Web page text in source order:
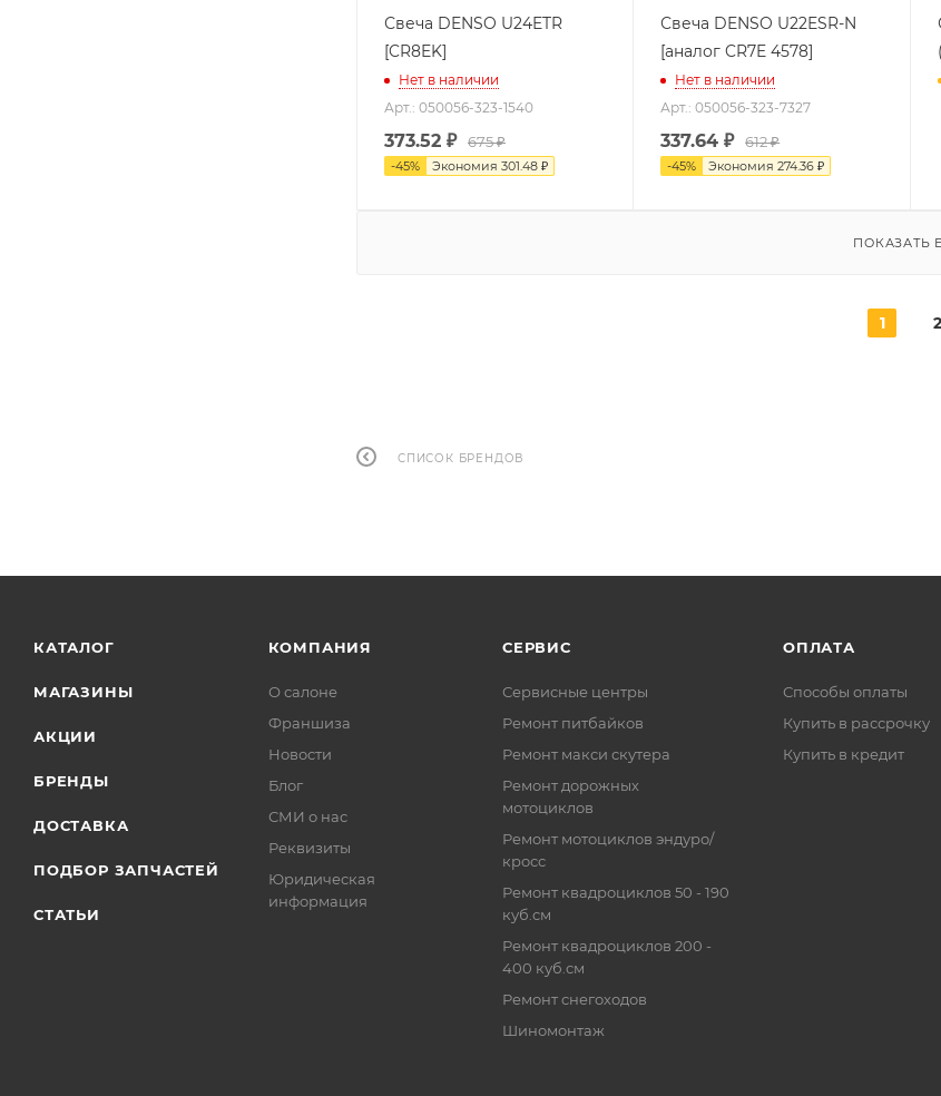
Свеча DENSO U24ETR
[CR8EK]
Нет в наличии
Арт.: 050056-323-1540
373.52 ₽ 675 ₽
-45% Экономия 301.48 ₽
Свеча DENSO U22ESR-N
[аналог CR7E 4578]
Нет в наличии
Арт.: 050056-323-7327
337.64 ₽ 612 ₽
-45% Экономия274.36 ₽
ПОКАЗАТЬ
1 2
СПИСОК БРЕНДОВ
КАТАЛОГ
МАГАЗИНЫ
АКЦИИ
БРЕНДЫ
ДОСТАВКА
ПОДБОР ЗАПЧАСТЕЙ
СТАТЬИ
КОМПАНИЯ
О салоне
Франшиза
Новости
Блог
СМИ о нас
Реквизиты
Юридическая
информация
СЕРВИС
Сервисные центры
Ремонт питбайков
Ремонт макси скутера
Ремонт дорожных
мотоциклов
Ремонт мотоциклов эндуро/
кросс
Ремонт квадроциклов 50 - 190
куб.см
Ремонт квадроциклов 200 -
400 куб.см
Ремонт снегоходов
Шиномонтаж
ОПЛАТА
Способы оплаты
Купить в рассрочку
Купить в кредит